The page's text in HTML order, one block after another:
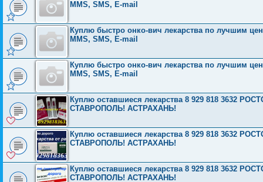
MMS, SMS, E-mail
Куплю быстро онко-вич лекарства по лучшим
MMS, SMS, E-mail
Куплю быстро онко-вич лекарства по лучшим
MMS, SMS, E-mail
Куплю оставшиеся лекарства 8 929 818 3632
СТАВРОПОЛЬ! АСТРАХАНЬ!
Куплю оставшиеся лекарства 8 929 818 3632
СТАВРОПОЛЬ! АСТРАХАНЬ!
Куплю оставшиеся лекарства 8 929 818 3632
СТАВРОПОЛЬ! АСТРАХАНЬ!